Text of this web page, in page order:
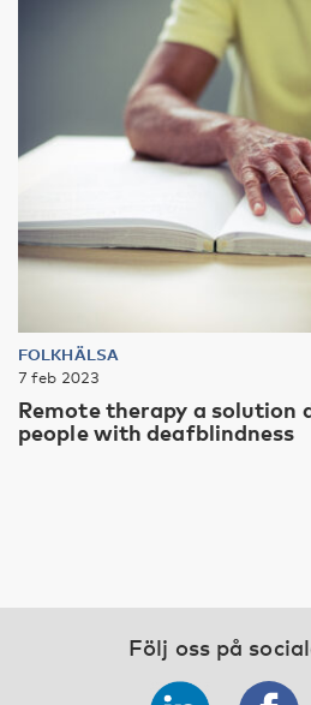
FOLKHÄLSA
7 feb 2023
Remote therapy a solution
people with deafblindness
Följ oss på